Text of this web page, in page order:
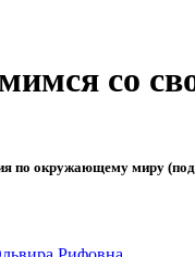
со
по окружающему миру